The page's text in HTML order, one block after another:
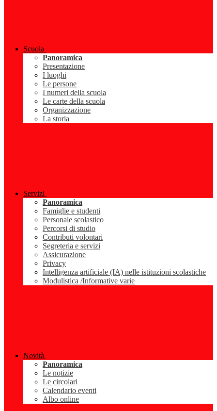
Scuola
Panoramica
Presentazione
I luoghi
Le persone
I numeri della scuola
Le carte della scuola
Organizzazione
La storia
Servizi
Panoramica
Famiglie e studenti
Personale scolastico
Percorsi di studio
Contributi volontari
Segreteria e servizi
Assicurazione
Privacy
Intelligenza artificiale (IA) nelle istituzioni scolastiche
Modulistica /Informative varie
Novità
Panoramica
Le notizie
Le circolari
Calendario eventi
Albo online